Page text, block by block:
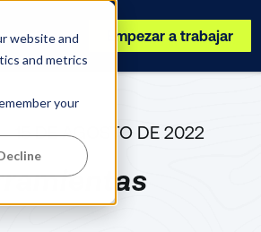
website and
and metrics
your
Empezar a trabajar
15 DE AGOSTO DE 2022